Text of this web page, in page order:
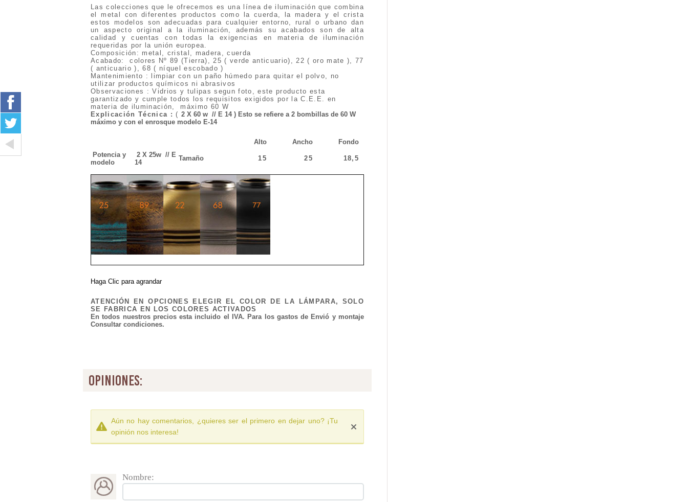
Las colecciones que le ofrecemos es una línea de iluminación que combina
el metal con diferentes productos como la cuerda, la madera y el crista
estos modelos son adecuadas para cualquier entorno, rural o urbano dan
un aspecto original a la iluminación, además su acabados son de alta
calidad y cuentas con todas la exigencias en materia de iluminación
requeridas por la unión europea.
Composición: metal, cristal, madera, cuerda
Acabado: colores Nº 89 (Tierra), 25 ( verde anticuario), 22 ( oro mate ), 77
( anticuario ), 68 ( níquel escobado )
Mantenimiento : limpiar con un paño húmedo para quitar el polvo, no
utilizar productos químicos ni abrasivos
Observaciones : Vidrios y tulipas segun foto, este producto esta
garantizado y cumple todos los requisitos exigidos por la C.E.E. en
materia de iluminación, máximo 60 W
Explicación Técnica :(2 X 60 w // E 14 ) Esto se refiere a 2 bombillas de 60 W
máximo y con el enrosque modelo E-14
Alto Ancho
Fondo
Potencia y
modelo
2 X 25w // E
14
Tamaño 15 25 18,5
Haga Clic para agrandar
ATENCIÓN EN OPCIONES ELEGIR EL COLOR DE LA LÁMPARA, SOLO
SE FABRICA EN LOS COLORES ACTIVADOS
En todos nuestros precios esta incluido el IVA. Para los gastos de Envió y montaje
Consultar condiciones.
opiniones:
Aún no hay comentarios, ¿quieres ser el primero en dejar uno? ¡Tu
opinión nos interesa!
Nombre: